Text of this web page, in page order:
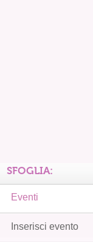
SFOGLIA:
Eventi
Inserisci evento